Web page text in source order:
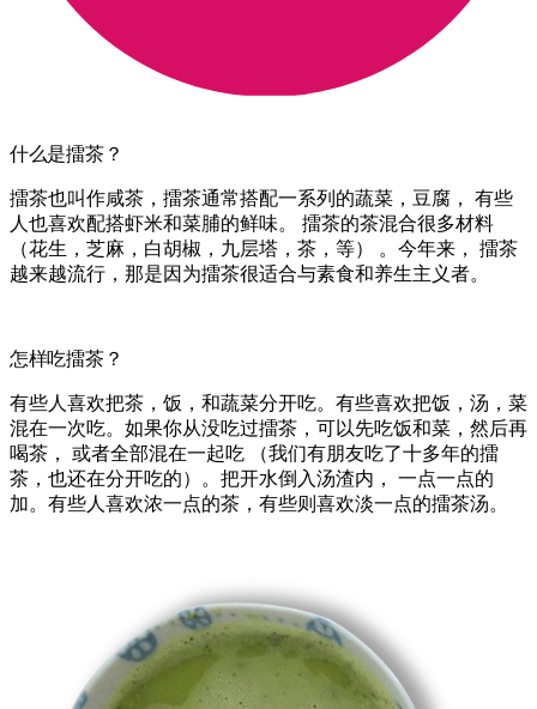
什么是擂茶？
擂茶也叫作咸茶，擂茶通常搭配一系列的蔬菜，豆腐， 有些
人也喜欢配搭虾米和菜脯的鲜味。 擂茶的茶混合很多材料
（花生，芝麻，白胡椒，九层塔，茶，等） 。今年来， 擂茶
越来越流行，那是因为擂茶很适合与素食和养生主义者。
怎样吃擂茶？
有些人喜欢把茶，饭，和蔬菜分开吃。有些喜欢把饭，汤，菜
混在一次吃。如果你从没吃过擂茶，可以先吃饭和菜，然后再
喝茶， 或者全部混在一起吃 （我们有朋友吃了十多年的擂
茶，也还在分开吃的）。把开水倒入汤渣内， 一点一点的
加。有些人喜欢浓一点的茶，有些则喜欢淡一点的擂茶汤。